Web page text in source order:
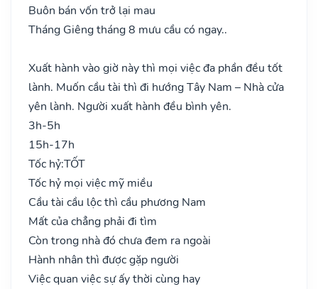
Buôn bán vốn trở lại mau
Tháng Giêng tháng 8 mưu cầu có ngay..
Xuất hành vào giờ này thì mọi việc đa phần đều tốt
lành. Muốn cầu tài thì đi hướng Tây Nam – Nhà cửa
yên lành. Người xuất hành đều bình yên.
3h-5h
15h-17h
Tốc hỷ:TỐT
Tốc hỷ mọi việc mỹ miều
Cầu tài cầu lộc thì cầu phương Nam
Mất của chẳng phải đi tìm
Còn trong nhà đó chưa đem ra ngoài
Hành nhân thì được gặp người
Việc quan việc sự ấy thời cùng hay